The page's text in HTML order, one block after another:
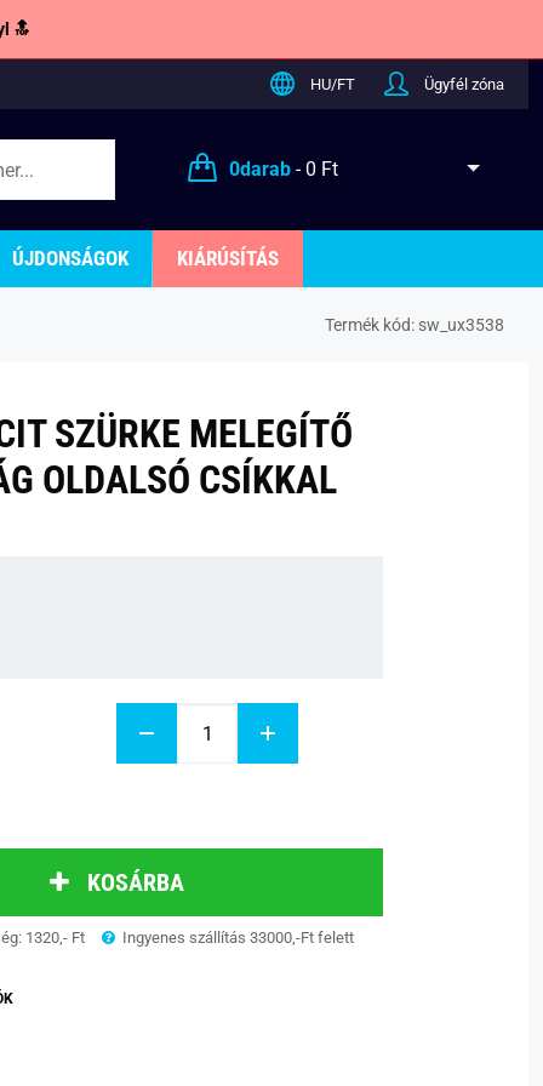
🔝
HU/FT Ügyfél zóna
0darab- 0 Ft
ÚJDONSÁGOK KIÁRÚSÍTÁS
Termék kód: sw_ux3538
SZÜRKE MELEGÍTŐ
OLDALSÓ CSÍKKAL
KOSÁRBA
1320,- Ft Ingyenes szállítás 33000,-Ft felett